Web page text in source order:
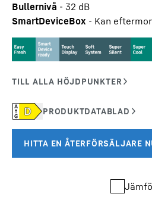
Bullernivå - 32 dB
SmartDeviceBox - Kan